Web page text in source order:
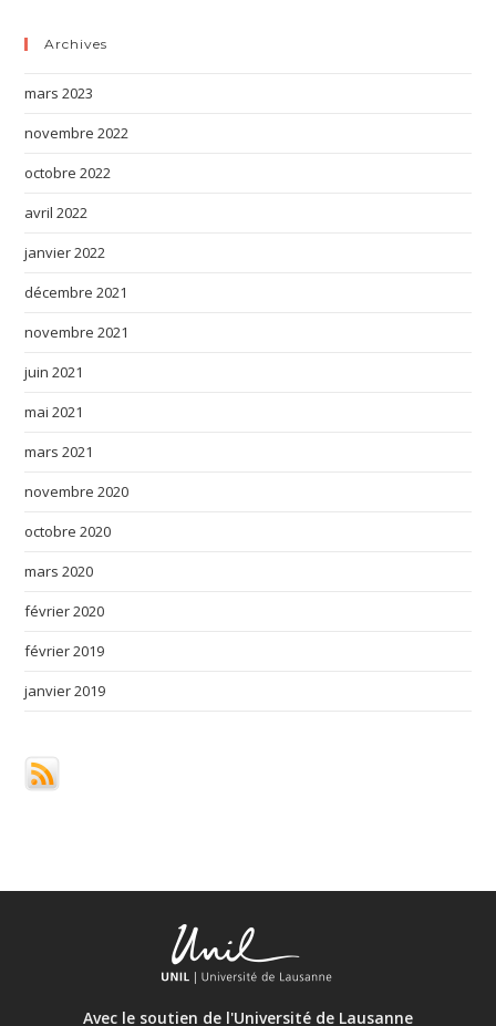
Archives
mars 2023
novembre 2022
octobre 2022
avril 2022
janvier 2022
décembre 2021
novembre 2021
juin 2021
mai 2021
mars 2021
novembre 2020
octobre 2020
mars 2020
février 2020
février 2019
janvier 2019
Avec le soutien de l'Université de Lausanne